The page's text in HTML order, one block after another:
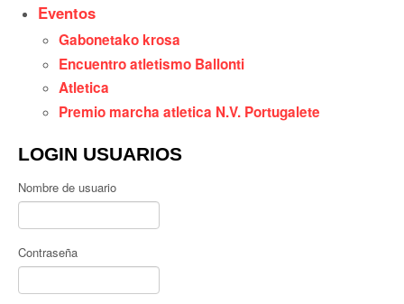
Eventos
Gabonetako krosa
Encuentro atletismo Ballonti
Atletica
Premio marcha atletica N.V. Portugalete
LOGIN USUARIOS
Nombre de usuario
Contraseña